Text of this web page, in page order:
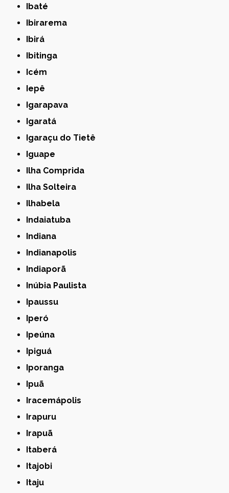
Ibaté
Ibirarema
Ibirá
Ibitinga
Icém
Iepê
Igarapava
Igaratá
Igaraçu do Tietê
Iguape
Ilha Comprida
Ilha Solteira
Ilhabela
Indaiatuba
Indiana
Indianapolis
Indiaporã
Inúbia Paulista
Ipaussu
Iperó
Ipeúna
Ipiguá
Iporanga
Ipuã
Iracemápolis
Irapuru
Irapuã
Itaberá
Itajobi
Itaju